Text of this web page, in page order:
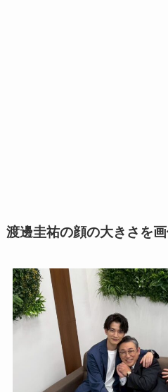
渡邊圭祐の顔の大きさを画